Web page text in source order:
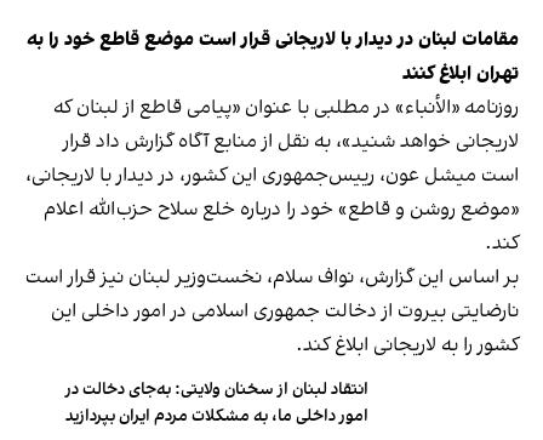
مقامات لبنان در دیدار با لاریجانی قرار است موضع قاطع خود را به
تهران ابلاغ کنند
روزنامه «الأنباء» در مطلبی با عنوان «پیامی قاطع از لبنان که
لاریجانی خواهد شنید»، به نقل از منابع آگاه گزارش داد قرار
است میشل عون، رییس‌جمهوری این کشور، در دیدار با لاریجانی،
«موضع روشن و قاطع» خود را درباره خلع سلاح حزب‌الله اعلام
کند.
بر اساس این گزارش، نواف سلام، نخست‌وزیر لبنان نیز قرار است
نارضایتی بیروت از دخالت جمهوری اسلامی در امور داخلی این
کشور را به لاریجانی ابلاغ کند.
انتقاد لبنان از سخنان ولایتی: به‌جای دخالت در
امور داخلی ما، به مشکلات مردم ایران بپردازید